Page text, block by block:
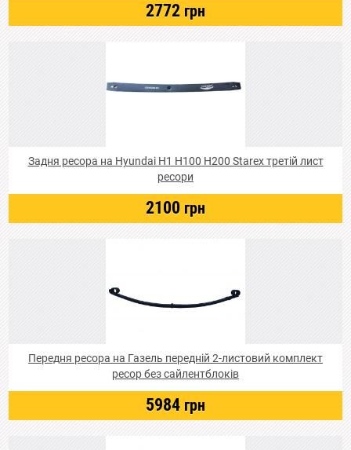
2772 грн
Задня ресора на Hyundai Н1 Н100 Н200 Starex третій лист
ресори
2100 грн
Передня ресора на Газель передній 2-листовий комплект
ресор без сайлентблоків
5984 грн